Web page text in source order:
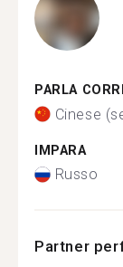
PARLA
Cinese
IMPARA
Russo
Partner